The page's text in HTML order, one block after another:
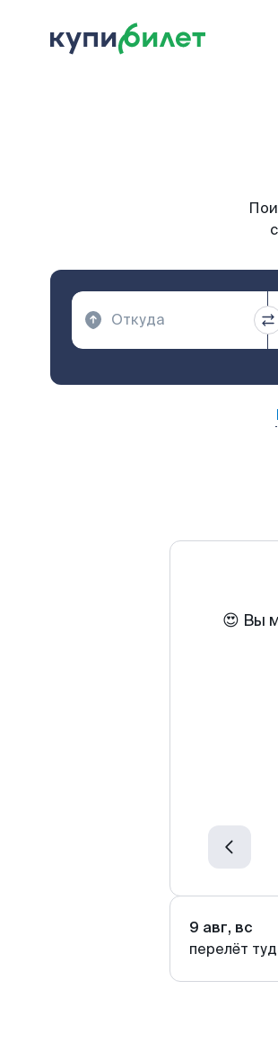
😍 Вы
9 авг, вс
перелёт